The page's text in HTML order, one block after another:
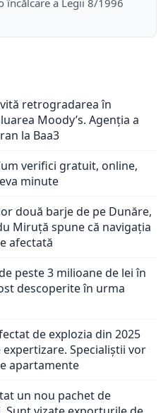
retrogradarea în
Moody’s. Agenția a
la Baa3
verifici gratuit, online,
minute
două barje de pe Dunăre,
Miruță spune că navigația
afectată
peste 3 milioane de lei în
descoperite în urma
de explozia din 2025
Specialiștii vor
apartamente
un nou pachet de